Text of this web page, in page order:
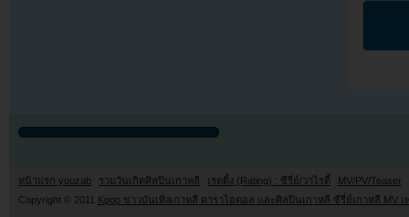
หน้าแรก youzab รวมวันเกิดศิลปินเกาหลี เรตติ้ง (Rating) : ซีรี่ย์/วาไรตี้
MV/PV/Teaser
Copyright © 2011
Kpop ข่าวบันเทิงเกาหลี ดาราไอดอล และศิลปินเกาหลี ซีรี่ย์เกาหลี MV